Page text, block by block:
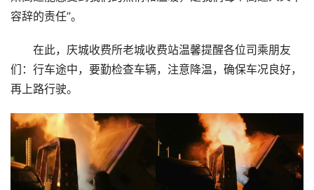
容辞的责任”。
在此，庆城收费所老城收费站温馨提醒各位司乘朋友
们：行车途中，要勤检查车辆，注意降温，确保车况良好，
再上路行驶。